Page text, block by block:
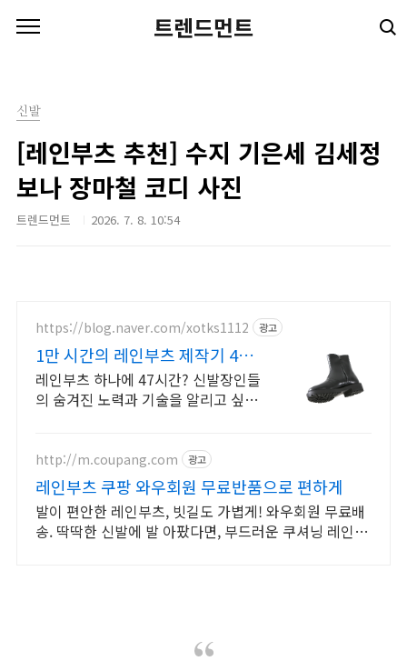
트렌드먼트
신발
[레인부츠 추천] 수지 기은세 김세정
보나 장마철 코디 사진
트렌드먼트 2026. 7. 8. 10:54
https://blog.naver.com/xotks1112 광고
1만 시간의 레인부츠 제작기 40년
제작장인분들의 역작
레인부츠 하나에 47시간? 신발장인들
의 숨겨진 노력과 기술을 알리고 싶었
http://m.coupang.com 광고
레인부츠 쿠팡 와우회원 무료반품으로 편하게
발이 편안한 레인부츠, 빗길도 가볍게! 와우회원 무료배
송. 딱딱한 신발에 발 아팠다면, 부드러운 쿠셔닝 레인부